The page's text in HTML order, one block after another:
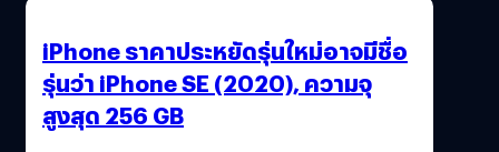
iPhone ราคาประหยัดรุ่นใหม่อาจมีชื่อ
รุ่นว่า iPhone SE (2020), ความจุ
สูงสุด 256 GB